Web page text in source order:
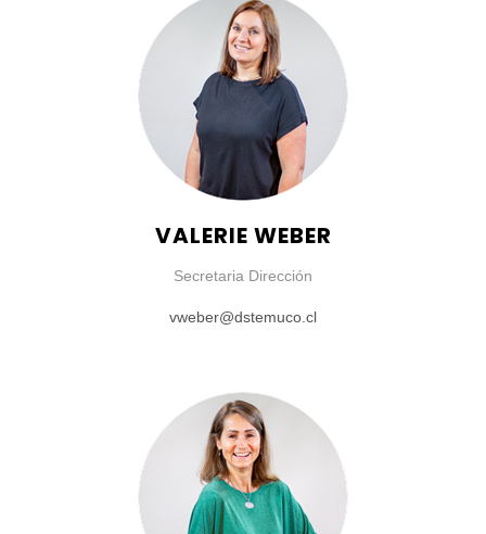
VALERIE WEBER
Secretaria Dirección
vweber@dstemuco.cl